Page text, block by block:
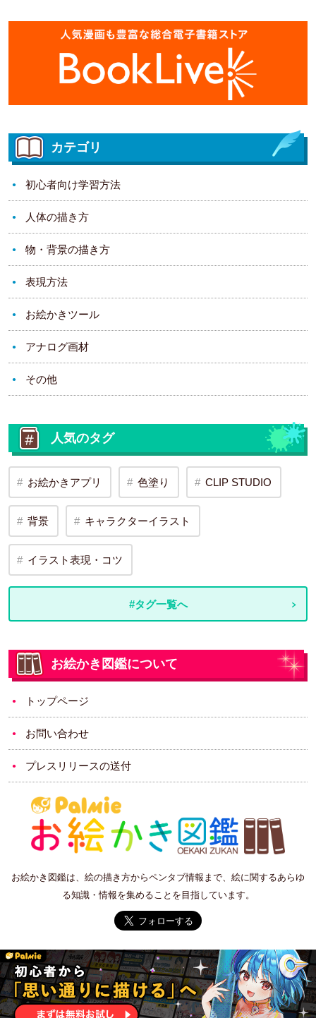
カテゴリ
初心者向け学習方法
人体の描き方
物・背景の描き方
表現方法
お絵かきツール
アナログ画材
その他
人気のタグ
お絵かきアプリ 色塗り CLIP STUDIO
背景 キャラクターイラスト
イラスト表現・コツ
#タグ一覧へ
お絵かき図鑑について
トップページ
お問い合わせ
プレスリリースの送付
お絵かき図鑑は、絵の描き方からペンタブ情報まで、絵に関するあらゆ
る知識・情報を集めることを目指しています。